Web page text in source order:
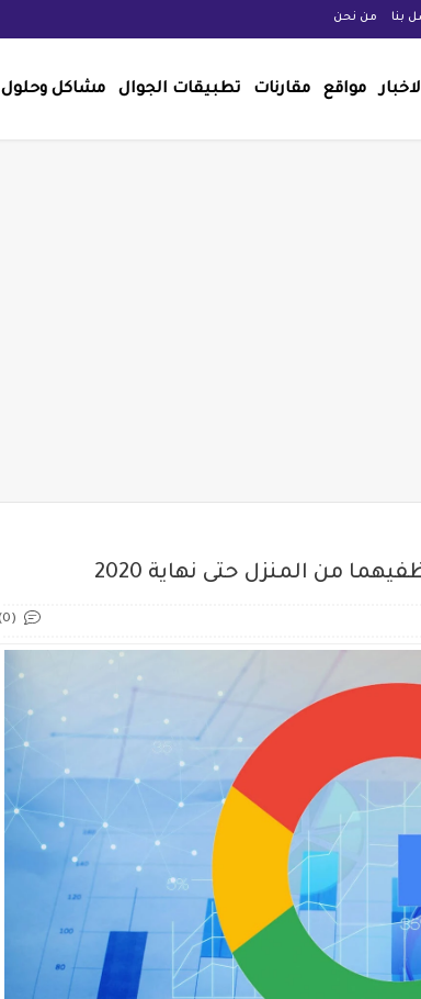
بنا من نحن
مواقع مقارنات تطبيقات الجوال مشاكل وحلول
من المنزل حتى نهاية 2020
(0)